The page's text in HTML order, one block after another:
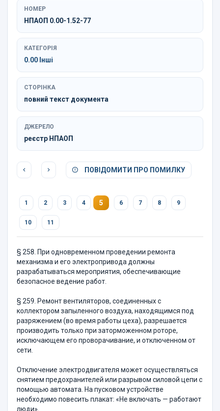
НОМЕР
НПАОП 0.00-1.52-77
КАТЕГОРІЯ
0.00 Інші
СТОРІНКА
повний текст документа
ДЖЕРЕЛО
реєстр НПАОП
ПОВІДОМИТИ ПРО ПОМИЛКУ
1 2 3 4 5 6 7 8 9
10 11
§ 258. При одновременном проведении ремонта
механизма и его электропривода должны
разрабатываться мероприятия, обеспечи­вающие
безопасное ведение работ.
§ 259. Ремонт вентиляторов, соединенных с
коллектором запы­ленного воздуха, находящимся под
разряжением (во время работы цеха), разрешается
производить только при заторможенном роторе,
исключающем его проворачивание, и отключенном от
сети.
Отключение электродвигателя может осуществляться
снятием предохранителей или разрывом силовой цепи с
помощью автомата. На пусковом устройстве
необходимо повесить плакат: «Не вклю­чать — работают
люди».